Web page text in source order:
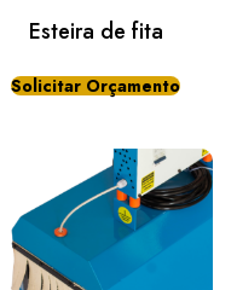
Esteira de fita
Solicitar Orçamento